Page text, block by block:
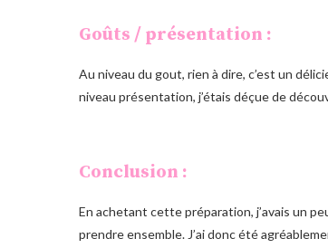
Goûts / présentation :
Au niveau du gout, rien à dire, c’est un
niveau présentation, j’étais déçue de
Conclusion :
En achetant cette préparation, j’avais un
prendre ensemble. J’ai donc été